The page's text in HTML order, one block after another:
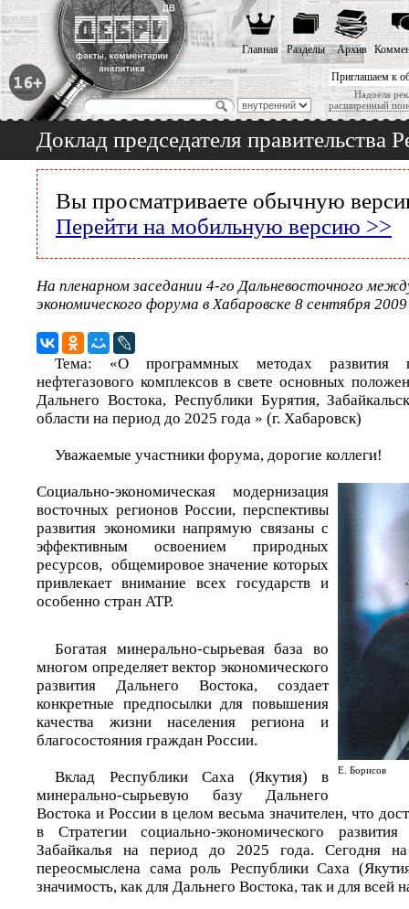
Приглашаем к
Надоела
расширенный
Главная Разделы Архив
Доклад председателя
Вы просматриваете обычную
Перейти на мобильную версию >>
На пленарном заседании 4-го Дальневосточного
экономического форума в Хабаровске 8 сентября
Тема: «О программных методах развития
нефтегазового комплексов в свете основных
Дальнего Востока, Республики Бурятия,
области на период до 2025 года » (г. Хабаровск)
Уважаемые участники форума, дорогие коллеги!
Е. Борисов
Социально-экономическая модернизация
восточных регионов России, перспективы
развития экономики напрямую связаны с
эффективным освоением природных
ресурсов, общемировое значение которых
привлекает внимание всех государств и
особенно стран АТР.
Богатая минерально-сырьевая база во
многом определяет вектор экономического
развития Дальнего Востока, создает
конкретные предпосылки для повышения
качества жизни населения региона и
благосостояния граждан России.
Вклад Республики Саха (Якутия) в
минерально-сырьевую базу Дальнего
Востока и России в целом весьма значителен, что
в Стратегии социально-экономического
Забайкалья на период до 2025 года. Сегодня
переосмыслена сама роль Республики Саха
значимость, как для Дальнего Востока, так и для всей